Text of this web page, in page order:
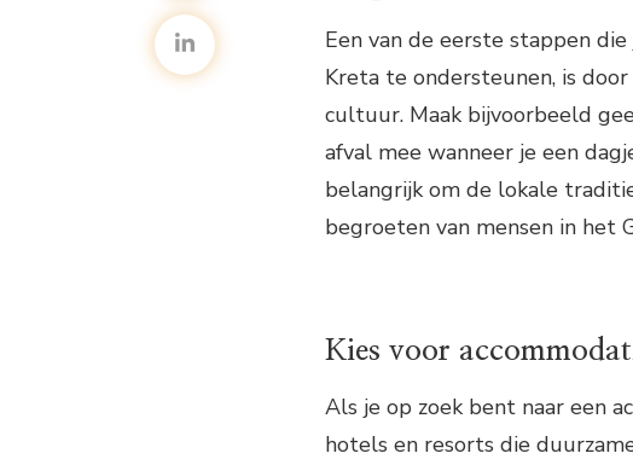
Een van de eerste stappen
Kreta te ondersteunen, is
cultuur. Maak bijvoorbeeld
afval mee wanneer je een
belangrijk om de lokale
begroeten van mensen in het
Kies voor
Als je op zoek bent naar een
hotels en resorts die